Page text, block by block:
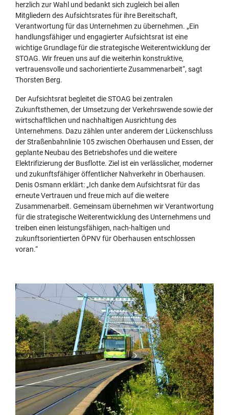
herzlich zur Wahl und bedankt sich zugleich bei allen
Mitgliedern des Aufsichtsrates für ihre Bereitschaft,
Verantwortung für das Unternehmen zu übernehmen. „Ein
handlungsfähiger und engagierter Aufsichtsrat ist eine
wichtige Grundlage für die strategische Weiterentwicklung der
STOAG. Wir freuen uns auf die weiterhin konstruktive,
vertrauensvolle und sachorientierte Zusammenarbeit“, sagt
Thorsten Berg.
Der Aufsichtsrat begleitet die STOAG bei zentralen
Zukunftsthemen, der Umsetzung der Verkehrswende sowie der
wirtschaftlichen und nachhaltigen Ausrichtung des
Unternehmens. Dazu zählen unter anderem der Lückenschluss
der Straßenbahnlinie 105 zwischen Oberhausen und Essen, der
geplante Neubau des Betriebshofes und die weitere
Elektrifizierung der Busflotte. Ziel ist ein verlässlicher, moderner
und zukunftsfähiger öffentlicher Nahverkehr in Oberhausen.
Denis Osmann erklärt: „Ich danke dem Aufsichtsrat für das
erneute Vertrauen und freue mich auf die weitere
Zusammenarbeit. Gemeinsam übernehmen wir Verantwortung
für die strategische Weiterentwicklung des Unternehmens und
treiben einen leistungsfähigen, nach-haltigen und
zukunftsorientierten ÖPNV für Oberhausen entschlossen
voran.“